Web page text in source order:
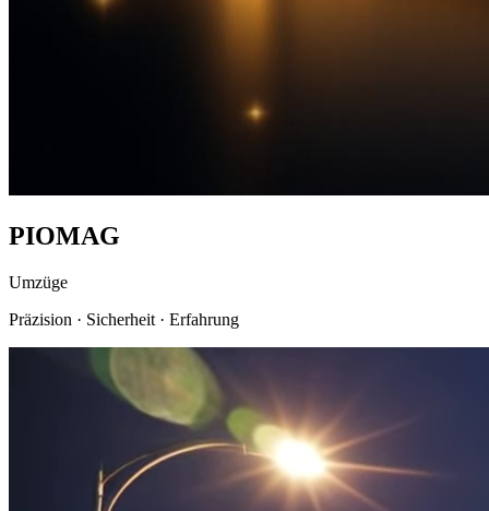
PIOMAG
Umzüge
Präzision · Sicherheit · Erfahrung